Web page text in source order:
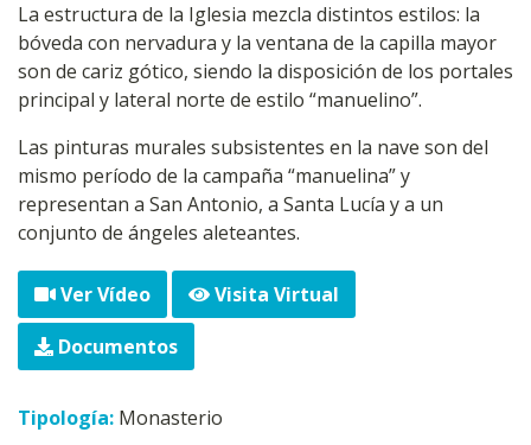
La estructura de la Iglesia mezcla distintos estilos: la
bóveda con nervadura y la ventana de la capilla mayor
son de cariz gótico, siendo la disposición de los portales
principal y lateral norte de estilo “manuelino”.
Las pinturas murales subsistentes en la nave son del
mismo período de la campaña “manuelina” y
representan a San Antonio, a Santa Lucía y a un
conjunto de ángeles aleteantes.
Ver Vídeo
Visita Virtual
Documentos
Tipología: Monasterio